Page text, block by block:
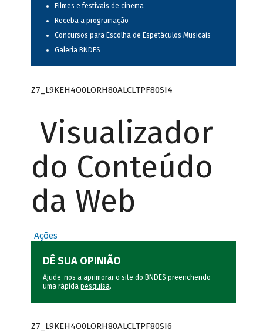
Filmes e festivais de cinema
Receba a programação
Concursos para Escolha de Espetáculos Musicais
Galeria BNDES
Z7_L9KEH4O0LORH80ALCLTPF80SI4
Visualizador
do Conteúdo
da Web
Ações
DÊ SUA OPINIÃO
Ajude-nos a aprimorar o site do BNDES preenchendo
uma rápida pesquisa.
Z7_L9KEH4O0LORH80ALCLTPF80SI6